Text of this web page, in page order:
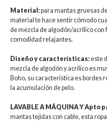
Material:para mantas gruesas
material te hace sentir cómodo
de mezcla de algodón/acrílico
comodidad relajantes.
Diseño y características:este
mezcla de algodón y acrílico es
Boho, su característica es bordes
la acumulación de pelo.
LAVABLE A MÁQUINA Y Apto
mantas tejidas con cable, esta